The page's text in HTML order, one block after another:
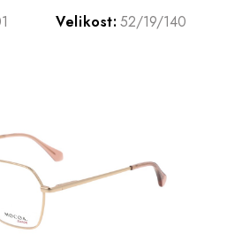
Velikost: 52/19/140